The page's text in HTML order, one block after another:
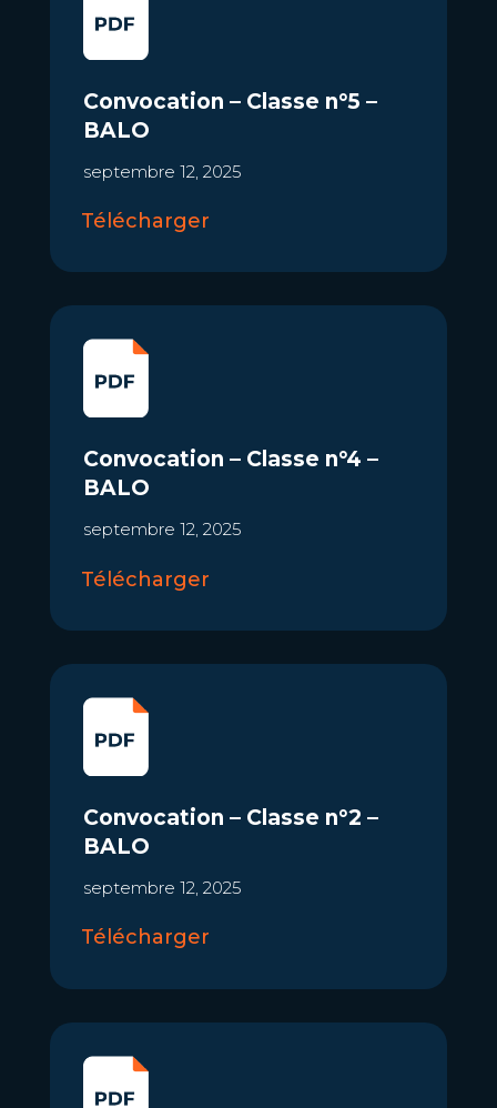
Convocation – Classe n°5 –
BALO
septembre 12, 2025
Télécharger
Convocation – Classe n°4 –
BALO
septembre 12, 2025
Télécharger
Convocation – Classe n°2 –
BALO
septembre 12, 2025
Télécharger